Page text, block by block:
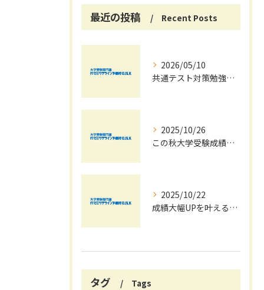
最近の投稿 Recent Posts
2026/05/10
共通テスト対策勉強は早めに始めましょう！
2025/10/26
この秋大学受験成績大幅UPの秘訣
2025/10/22
成績大幅UPを叶える秋の効率学習法
タグ Tags